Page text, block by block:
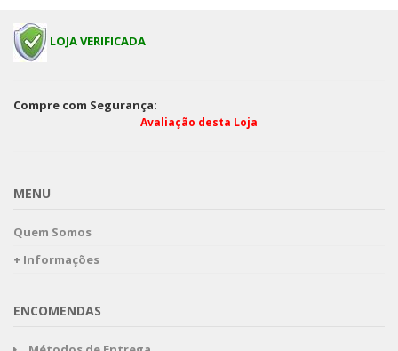
LOJA VERIFICADA
Compre com Segurança:
Avaliação desta Loja
MENU
Quem Somos
+ Informações
ENCOMENDAS